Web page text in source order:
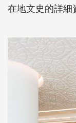
在地文史的詳細